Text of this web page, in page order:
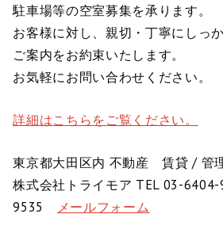
駐車場等の空室募集を承ります。
お客様に対し、親切・丁寧にしっ
ご案内をお約束いたします。
お気軽にお問い合わせください。
詳細はこちらをご覧ください。
東京都大田区内 不動産 賃貸 / 管
株式会社トライモア TEL 03-
9535 メールフォーム